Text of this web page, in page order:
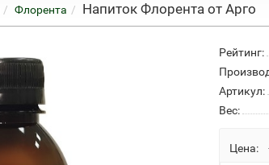
Флорента Напиток Флорента от Арго
Рейтинг:
Артикул:
Вес:
Цена: